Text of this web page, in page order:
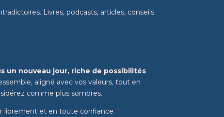
Livres, podcasts, articles, conseils
un nouveau jour, riche de possibilités
aligné avec vos valeurs, tout en
comme plus sombres.
librement et en toute confiance.